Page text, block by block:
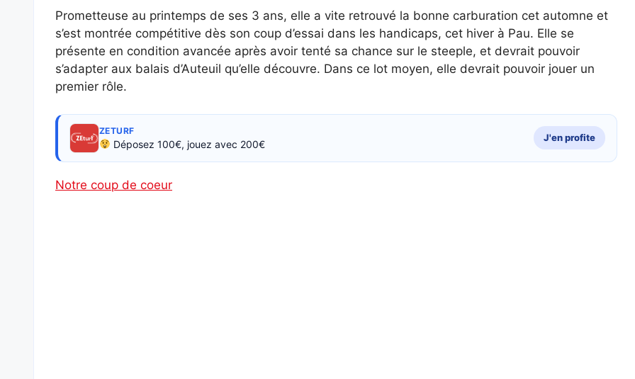
Prometteuse au printemps de ses 3 ans, elle a vite retrouvé la bonne carburation cet automne et
s’est montrée compétitive dès son coup d’essai dans les handicaps, cet hiver à Pau. Elle se
présente en condition avancée après avoir tenté sa chance sur le steeple, et devrait pouvoir
s’adapter aux balais d’Auteuil qu’elle découvre. Dans ce lot moyen, elle devrait pouvoir jouer un
premier rôle.
ZETURF
Déposez 100€, jouez avec 200€
J'en profite
Notre coup de coeur